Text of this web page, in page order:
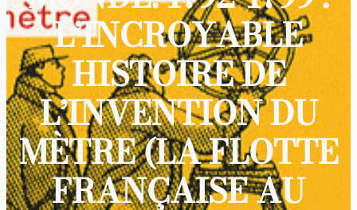
L’INCROYABLE
HISTOIRE DE
L’INVENTION DU
MÈTRE (LA FLOTTE
FRANÇAISE AU